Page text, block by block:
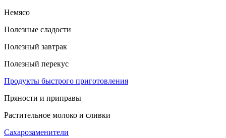
Немясо
Полезные сладости
Полезный завтрак
Полезный перекус
Продукты быстрого приготовления
Пряности и приправы
Растительное молоко и сливки
Сахарозаменители